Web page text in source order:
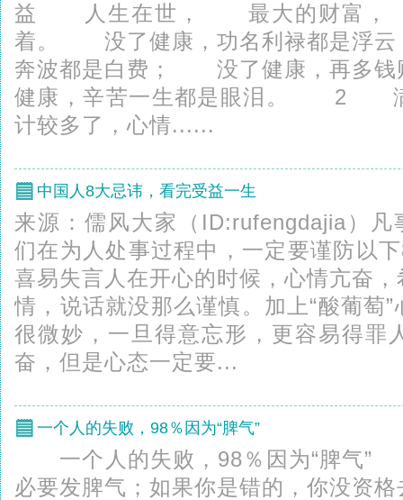
益 人生在世， 最大的财富，
着。 没了健康，功名利禄都是浮
奔波都是白费； 没了健康，再多
健康，辛苦一生都是眼泪。 2
计较多了，心情......
中国人8大忌讳，看完受益一生
来源：儒风大家（ID:rufengdajia）凡
们在为人处事过程中，一定要谨防以
喜易失言人在开心的时候，心情亢奋
情，说话就没那么谨慎。加上“酸葡萄
很微妙，一旦得意忘形，更容易得罪
奋，但是心态一定要...
一个人的失败，98％因为“脾气”
一个人的失败，98％因为“脾气”
必要发脾气；如果你是错的，你没资